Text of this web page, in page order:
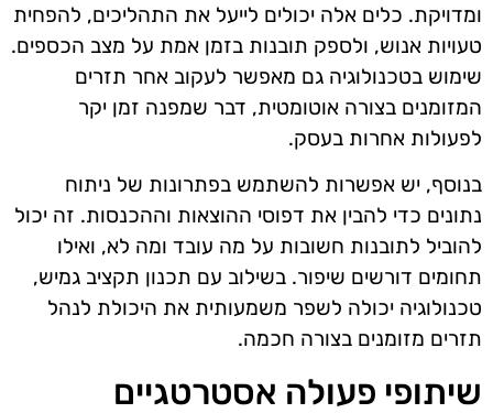
ומדויקת. כלים אלה יכולים לייעל את התהליכים, להפחית
טעויות אנוש, ולספק תובנות בזמן אמת על מצב הכספים.
שימוש בטכנולוגיה גם מאפשר לעקוב אחר תזרים
המזומנים בצורה אוטומטית, דבר שמפנה זמן יקר
לפעולות אחרות בעסק.
בנוסף, יש אפשרות להשתמש בפתרונות של ניתוח
נתונים כדי להבין את דפוסי ההוצאות וההכנסות. זה יכול
להוביל לתובנות חשובות על מה עובד ומה לא, ואילו
תחומים דורשים שיפור. בשילוב עם תכנון תקציב גמיש,
טכנולוגיה יכולה לשפר משמעותית את היכולת לנהל
תזרים מזומנים בצורה חכמה.
שיתופי פעולה אסטרטגיים